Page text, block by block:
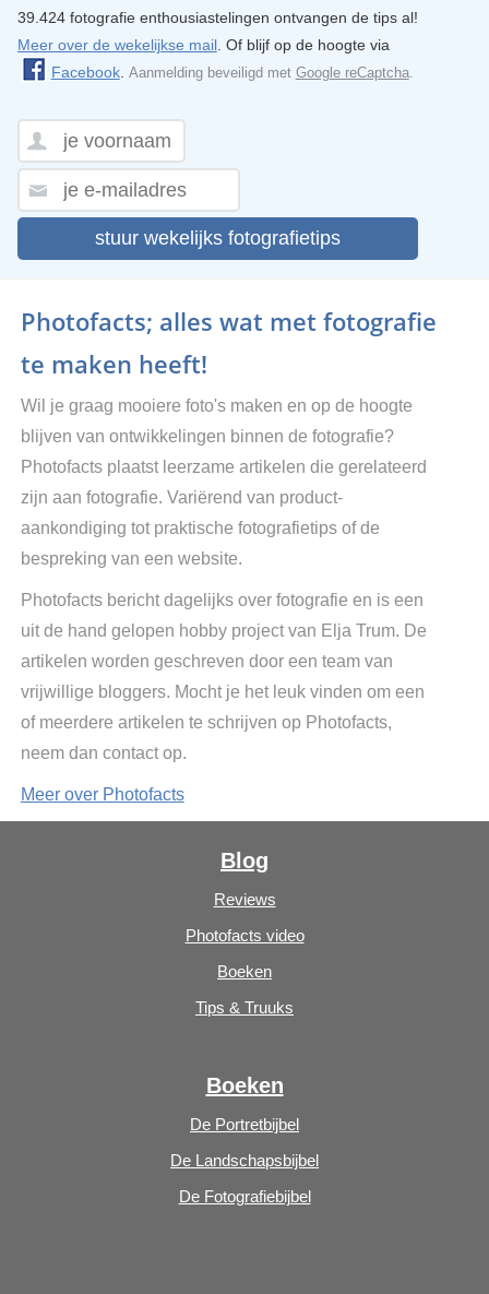
39.424 fotografie enthousiastelingen ontvangen de tips al!
Meer over de wekelijkse mail. Of blijf op de hoogte via
Facebook. Aanmelding beveiligd met Google reCaptcha.
stuur wekelijks fotografietips
Photofacts; alles wat met fotografie
te maken heeft!
Wil je graag mooiere foto's maken en op de hoogte
blijven van ontwikkelingen binnen de fotografie?
Photofacts plaatst leerzame artikelen die gerelateerd
zijn aan fotografie. Variërend van product-
aankondiging tot praktische fotografietips of de
bespreking van een website.
Photofacts bericht dagelijks over fotografie en is een
uit de hand gelopen hobby project van Elja Trum. De
artikelen worden geschreven door een team van
vrijwillige bloggers. Mocht je het leuk vinden om een
of meerdere artikelen te schrijven op Photofacts,
neem dan contact op.
Meer over Photofacts
Blog
Reviews
Photofacts video
Boeken
Tips & Truuks
Boeken
De Portretbijbel
De Landschapsbijbel
De Fotografiebijbel